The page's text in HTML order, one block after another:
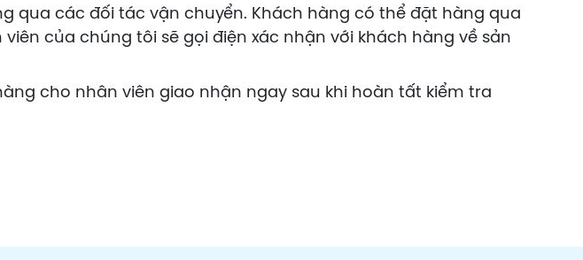
qua các đối tác vận chuyển. Khách hàng có thể đặt hàng qua
của chúng tôi sẽ gọi điện xác nhận với khách hàng về sản
cho nhân viên giao nhận ngay sau khi hoàn tất kiểm tra